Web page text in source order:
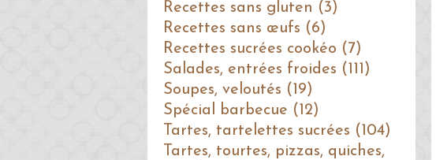
Recettes sans gluten (3)
Recettes sans œufs (6)
Recettes sucrées cookéo (7)
Salades, entrées froides (111)
Soupes, veloutés (19)
Spécial barbecue (12)
Tartes, tartelettes sucrées (104)
Tartes, tourtes, pizzas, quiches,